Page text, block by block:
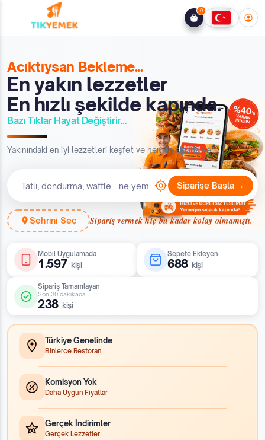
0
Acıktıysan Bekleme...
En yakın lezzetler
En hızlı şekilde kapında.
Bazı Tıklar Hayat Değiştirir...
Yakınındaki en iyi lezzetleri keşfet ve hemen sipariş ver!
Siparişe Başla →
Şehrini Seç Sipariş vermek hiç bu kadar kolay olmamıştı.
Mobil Uygulamada
1.597 kişi
Sepete Ekleyen
688 kişi
Sipariş Tamamlayan
Son 30 dakikada
238 kişi
Türkiye Genelinde
Binlerce Restoran
Komisyon Yok
Daha Uygun Fiyatlar
Gerçek İndirimler
Gerçek Lezzetler